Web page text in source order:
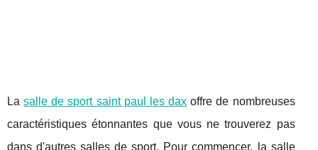
Lasalle de sport saint paul les dax offre de nombreuses
caractéristiques étonnantes que vous ne trouverez pas
dans d'autres salles de sport. Pour commencer, la salle